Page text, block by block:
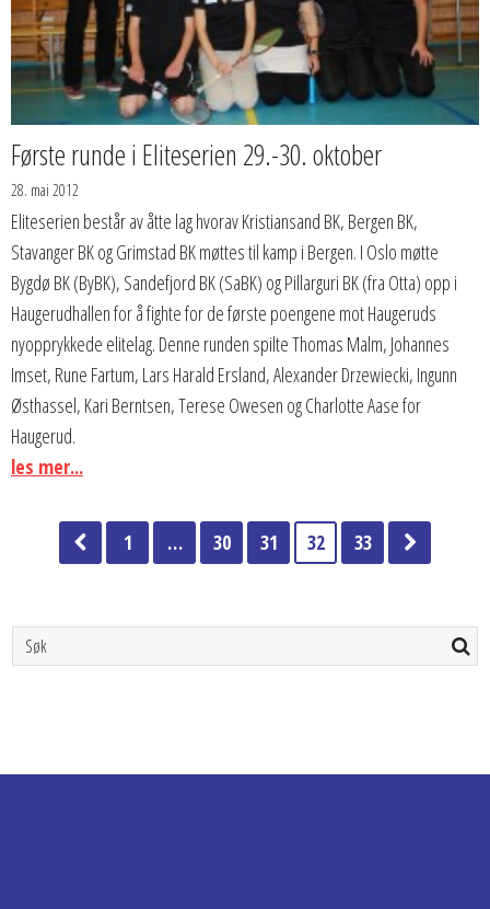
Første runde i Eliteserien 29.-30. oktober
28. mai 2012
Eliteserien består av åtte lag hvorav Kristiansand BK, Bergen BK,
Stavanger BK og Grimstad BK møttes til kamp i Bergen. I Oslo møtte
Bygdø BK (ByBK), Sandefjord BK (SaBK) og Pillarguri BK (fra Otta) opp i
Haugerudhallen for å fighte for de første poengene mot Haugeruds
nyopprykkede elitelag. Denne runden spilte Thomas Malm, Johannes
Imset, Rune Fartum, Lars Harald Ersland, Alexander Drzewiecki, Ingunn
Østhassel, Kari Berntsen, Terese Owesen og Charlotte Aase for
Haugerud.
les mer...
1 … 30 31 32 33